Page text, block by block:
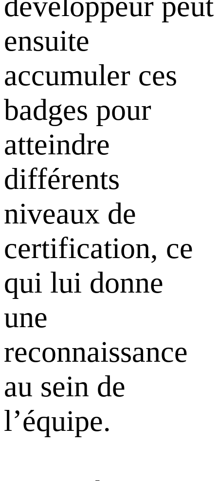
ensuite
accumuler ces
badges pour
atteindre
différents
niveaux de
certification, ce
qui lui donne
une
reconnaissance
au sein de
l’équipe.